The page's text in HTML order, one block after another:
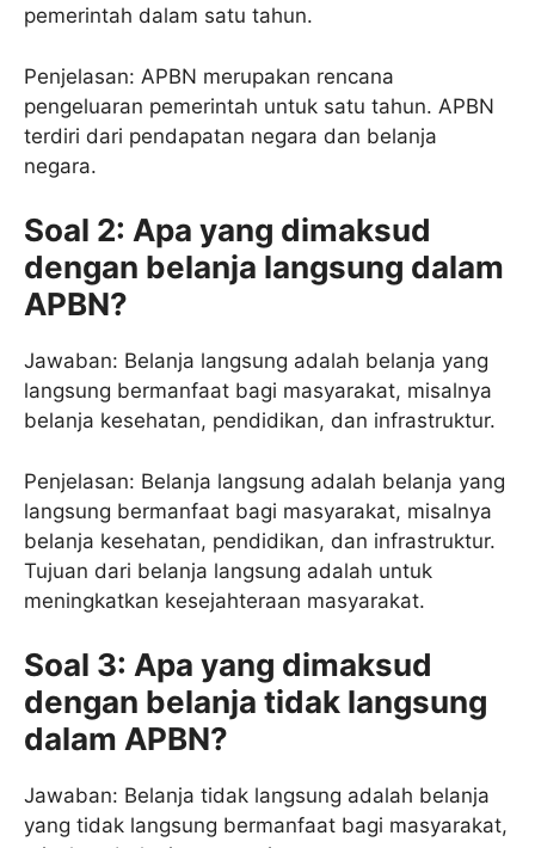
pemerintah dalam satu tahun.
Penjelasan: APBN merupakan rencana
pengeluaran pemerintah untuk satu tahun. APBN
terdiri dari pendapatan negara dan belanja
negara.
Soal 2: Apa yang dimaksud
dengan belanja langsung dalam
APBN?
Jawaban: Belanja langsung adalah belanja yang
langsung bermanfaat bagi masyarakat, misalnya
belanja kesehatan, pendidikan, dan infrastruktur.
Penjelasan: Belanja langsung adalah belanja yang
langsung bermanfaat bagi masyarakat, misalnya
belanja kesehatan, pendidikan, dan infrastruktur.
Tujuan dari belanja langsung adalah untuk
meningkatkan kesejahteraan masyarakat.
Soal 3: Apa yang dimaksud
dengan belanja tidak langsung
dalam APBN?
Jawaban: Belanja tidak langsung adalah belanja
yang tidak langsung bermanfaat bagi masyarakat,